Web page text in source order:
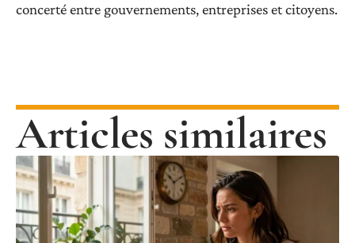
concerté entre gouvernements, entreprises et citoyens.
Articles similaires